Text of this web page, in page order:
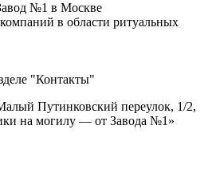
№1 в Москве
в области ритуальных
"Контакты"
Путинковский переулок, 1/2,
на могилу — от Завода №1»